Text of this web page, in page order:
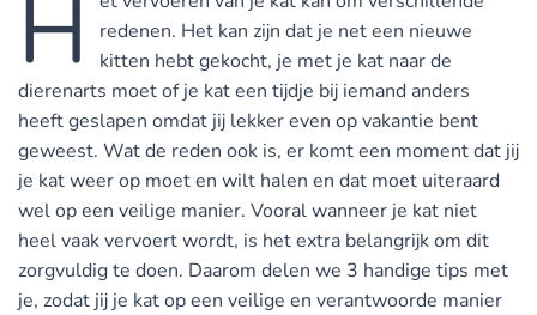
H
redenen. Het kan zijn dat je net een nieuwe
kitten hebt gekocht, je met je kat naar de
dierenarts moet of je kat een tijdje bij iemand anders
heeft geslapen omdat jij lekker even op vakantie bent
geweest. Wat de reden ook is, er komt een moment dat jij
je kat weer op moet en wilt halen en dat moet uiteraard
wel op een veilige manier. Vooral wanneer je kat niet
heel vaak vervoert wordt, is het extra belangrijk om dit
zorgvuldig te doen. Daarom delen we 3 handige tips met
je, zodat jij je kat op een veilige en verantwoorde manier